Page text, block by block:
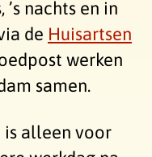
’s nachts en in
de Huisartsen
werken
samen.
is alleen voor